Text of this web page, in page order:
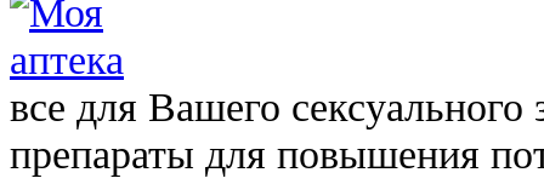
все для Вашего сексуального
препараты для повышения